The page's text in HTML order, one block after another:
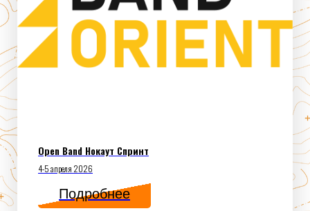
Open Band Нокаут Спринт
4-5 апреля 2026